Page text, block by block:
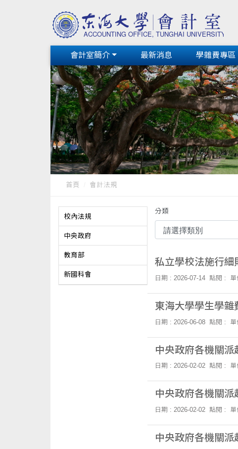
會計室簡介 最新消息 學雜費專區
首頁 會計法規
校內法規
中央政府
教育部
新國科會
分類
私立學校法施行細
日期 : 2026-07-14 點閱 :
東海大學學生學雜
日期 : 2026-06-08 點閱 :
中央政府各機關
日期 : 2026-02-02 點閱 :
中央政府各機關
日期 : 2026-02-02 點閱 :
中央政府各機關